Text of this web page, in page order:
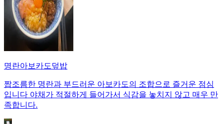
명란아보카도덮밥
짭조름한 명란과 부드러운 아보카도의 조합으로 즐거운 점심
입니다 야채가 적절하게 들어가서 식감을 놓치지 않고 매우 만
족합니다.